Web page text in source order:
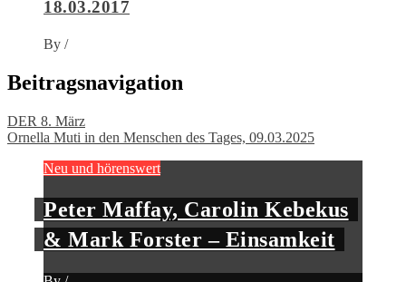
18.03.2017
By /
Beitragsnavigation
DER 8. März
Ornella Muti in den Menschen des Tages, 09.03.2025
Neu und hörenswert
Peter Maffay, Carolin Kebekus
& Mark Forster – Einsamkeit